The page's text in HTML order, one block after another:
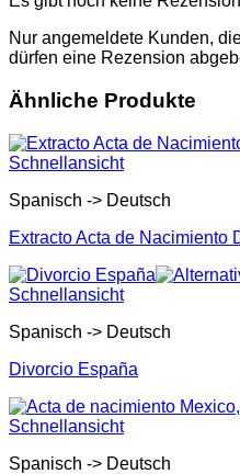
Nur angemeldete Kunden,
dürfen eine Rezension
Ähnliche Produkte
Schnellansicht
Spanisch -> Deutsch
Extracto Acta de Nacimiento
Schnellansicht
Spanisch -> Deutsch
Divorcio España
Schnellansicht
Spanisch -> Deutsch